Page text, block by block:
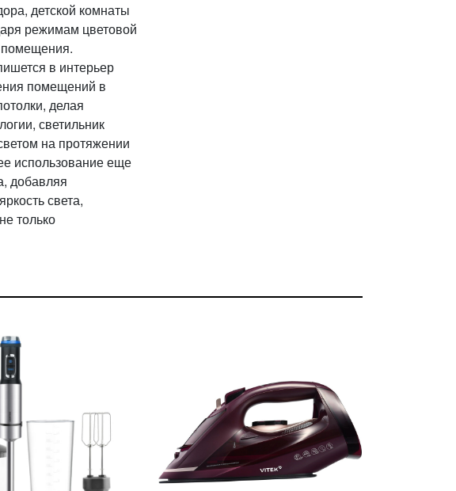
детской комнаты
режимам цветовой
помещения.
в интерьер
помещений в
делая
светильник
на протяжении
использование еще
добавляя
света,
только